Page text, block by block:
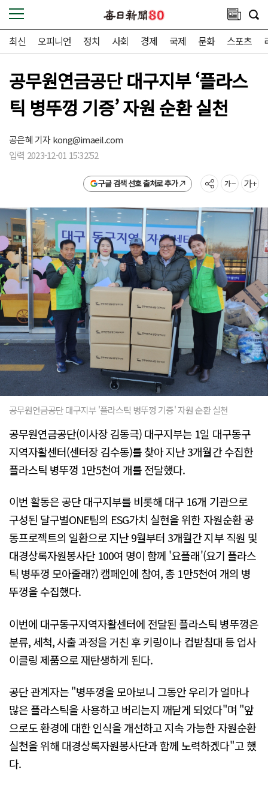
최신 오피니언 정치 사회 경제 국제 문화 스포츠
공무원연금공단 대구지부 ‘플라스
틱 병뚜껑 기증’ 자원 순환 실천
공은혜 기자kong@imaeil.com
입력 2023-12-01 15:32:52
구글 검색 선호 출처로 추가
공무원연금공단 대구지부 '플라스틱 병뚜껑 기증' 자원 순환 실천
공무원연금공단(이사장 김동극) 대구지부는 1일 대구동구
지역자활센터(센터장 김수동)를 찾아 지난 3개월간 수집한
플라스틱 병뚜껑 1만5천여 개를 전달했다.
이번 활동은 공단 대구지부를 비롯해 대구 16개 기관으로
구성된 달구벌ONE팀의 ESG가치 실현을 위한 자원순환 공
동프로젝트의 일환으로 지난 9월부터 3개월간 지부 직원 및
대경상록자원봉사단 100여 명이 함께 '요플래'(요기 플라스
틱 병뚜껑 모아줄래?) 캠페인에 참여, 총 1만5천여 개의 병
뚜껑을 수집했다.
이번에 대구동구지역자활센터에 전달된 플라스틱 병뚜껑은
분류, 세척, 사출 과정을 거친 후 키링이나 컵받침대 등 업사
이클링 제품으로 재탄생하게 된다.
공단 관계자는 "병뚜껑을 모아보니 그동안 우리가 얼마나
많은 플라스틱을 사용하고 버리는지 깨닫게 되었다"며 "앞
으로도 환경에 대한 인식을 개선하고 지속 가능한 자원순환
실천을 위해 대경상록자원봉사단과 함께 노력하겠다"고 했
다.